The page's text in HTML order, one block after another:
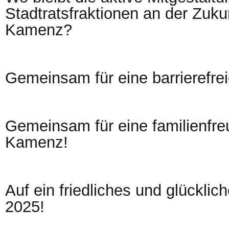
Stadtratsfraktionen an der
Kamenz?
Gemeinsam für eine
Gemeinsam für eine
Kamenz!
Auf ein friedliches und
2025!